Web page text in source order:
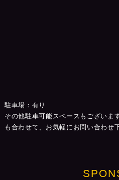
駐車場：有り
その他駐車可能スペースもございま
も合わせて、お気軽にお問い合わせ